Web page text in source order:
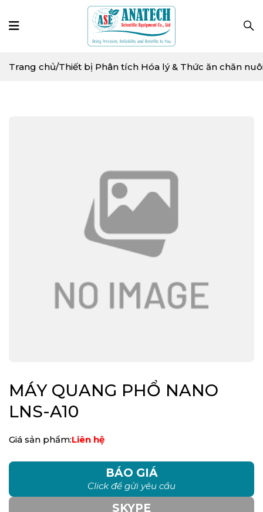
Trang chủ/Thiết bị Phân tích Hóa lý & Thức ăn chăn
MÁY QUANG PHỔ NANO
LNS-A10
Giá sản phẩm:Liên hệ
BÁO GIÁ
Click để gửi yêu cầu
SKYPE